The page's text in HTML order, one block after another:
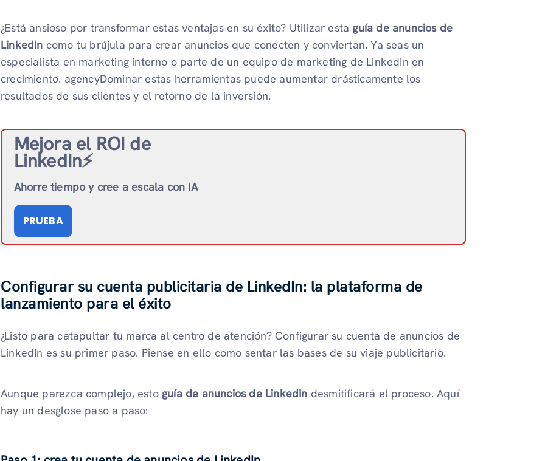
¿Está ansioso por transformar estas ventajas en su éxito? Utilizar esta guía de anuncios de
LinkedIn como tu brújula para crear anuncios que conecten y conviertan. Ya seas un
especialista en marketing interno o parte de un equipo de marketing de LinkedIn en
crecimiento. agencyDominar estas herramientas puede aumentar drásticamente los
resultados de sus clientes y el retorno de la inversión.
Mejora el ROI de
LinkedIn⚡️
Ahorre tiempo y cree a escala con IA
PRUEBA
Configurar su cuenta publicitaria de LinkedIn: la plataforma de
lanzamiento para el éxito
¿Listo para catapultar tu marca al centro de atención? Configurar su cuenta de anuncios de
LinkedIn es su primer paso. Piense en ello como sentar las bases de su viaje publicitario.
Aunque parezca complejo, esto guía de anuncios de LinkedIn desmitificará el proceso. Aquí
hay un desglose paso a paso: